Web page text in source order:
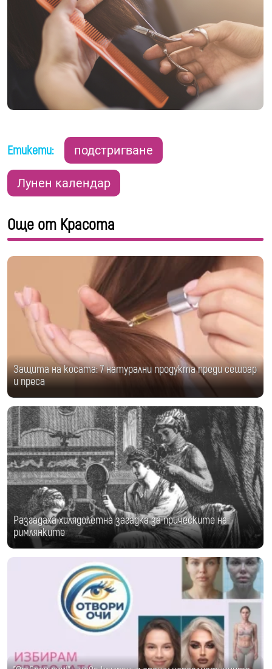
Етикети: подстригване
Лунен календар
Още от Красота
Защита на косата: 7 натурални продукта преди сешоар
и преса
Разгадаха хилядолетна загадка за прическите на
римлянките